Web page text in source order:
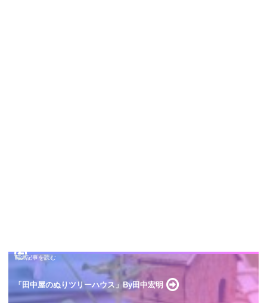
「田中屋のぬりツリーハウス」By田中宏明